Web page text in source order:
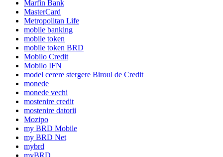
Marfin Bank
MasterCard
Metropolitan Life
mobile banking
mobile token
mobile token BRD
Mobilo Credit
Mobilo IFN
model cerere stergere Biroul de Credit
monede
monede vechi
mostenire credit
mostenire datorii
Mozipo
my BRD Mobile
my BRD Net
mybrd